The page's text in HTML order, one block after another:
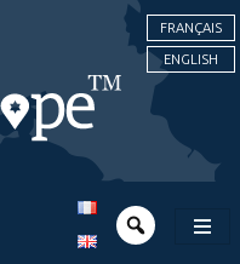
FRANÇAIS
ENGLISH